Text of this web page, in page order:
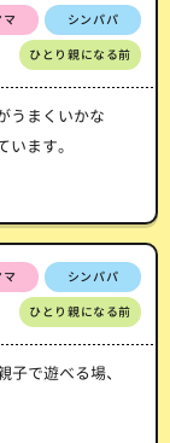
シンパパ
ひとり親になる前
うまくいかな
ます。
シンパパ
ひとり親になる前
で遊べる場、